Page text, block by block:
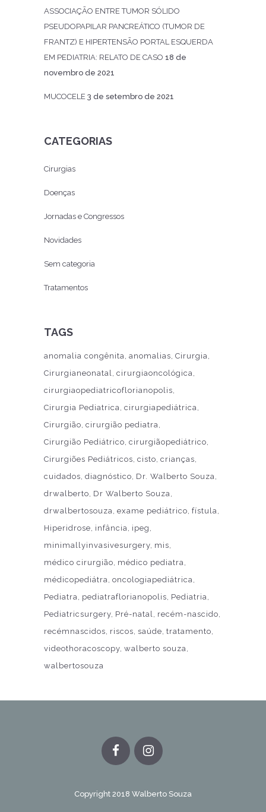
ASSOCIAÇÃO ENTRE TUMOR SÓLIDO
PSEUDOPAPILAR PANCREÁTICO (TUMOR DE
FRANTZ) E HIPERTENSÃO PORTAL ESQUERDA
EM PEDIATRIA: RELATO DE CASO 18 de
novembro de 2021
MUCOCELE 3 de setembro de 2021
CATEGORIAS
Cirurgias
Doenças
Jornadas e Congressos
Novidades
Sem categoria
Tratamentos
TAGS
anomalia congênita anomalias Cirurgia
Cirurgianeonatal
cirurgiaoncológica
cirurgiaopediatricoflorianopolis
Cirurgia Pediatrica cirurgiapediátrica
Cirurgião cirurgião pediatra
Cirurgião Pediátrico cirurgiãopediátrico
Cirurgiões Pediátricos cisto crianças
cuidados diagnóstico Dr. Walberto Souza
drwalberto Dr Walberto Souza
drwalbertosouza exame pediátrico fístula
Hiperidrose infância
ipeg
minimallyinvasivesurgery mis
médico cirurgião médico pediatra
médicopediátra oncologiapediátrica
Pediatra
pediatraflorianopolis Pediatria
Pediatricsurgery Pré-natal
recém-nascido
recémnascidos riscos saúde tratamento
videothoracoscopy walberto souza
walbertosouza
Copyright 2018 Walberto Souza